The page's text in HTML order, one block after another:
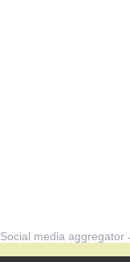
Social media aggregator